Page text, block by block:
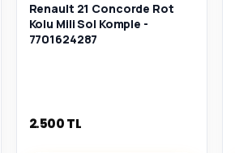
Renault 21 Concorde Rot
Kolu Mili Sol Komple -
7701624287
2.500 TL